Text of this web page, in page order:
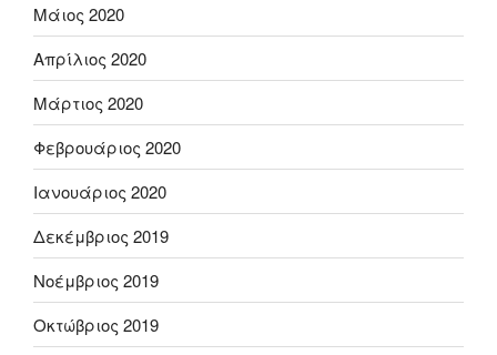
Μάιος 2020
Απρίλιος 2020
Μάρτιος 2020
Φεβρουάριος 2020
Ιανουάριος 2020
Δεκέμβριος 2019
Νοέμβριος 2019
Οκτώβριος 2019